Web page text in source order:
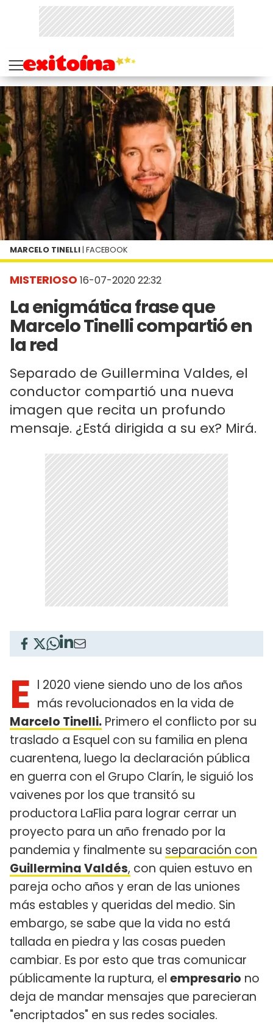
MISTERIOSO 16-07-2020 22:32
La enigmática frase que
Marcelo Tinelli compartió en
la red
Separado de Guillermina Valdes, el
conductor compartió una nueva
imagen que recita un profundo
mensaje. ¿Está dirigida a su ex? Mirá.
MARCELO TINELLI | FACEBOOK
E l 2020 viene siendo uno de los años
más revolucionados en la vida de
Marcelo Tinelli. Primero el conflicto por su
traslado a Esquel con su familia en plena
cuarentena, luego la declaración pública
en guerra con el Grupo Clarín, le siguió los
vaivenes por los que transitó su
productora LaFlia para lograr cerrar un
proyecto para un año frenado por la
pandemia y finalmente su separación con
Guillermina Valdés, con quien estuvo en
pareja ocho años y eran de las uniones
más estables y queridas del medio. Sin
embargo, se sabe que la vida no está
tallada en piedra y las cosas pueden
cambiar. Es por esto que tras comunicar
públicamente la ruptura, el empresario no
deja de mandar mensajes que parecieran
"encriptados" en sus redes sociales.